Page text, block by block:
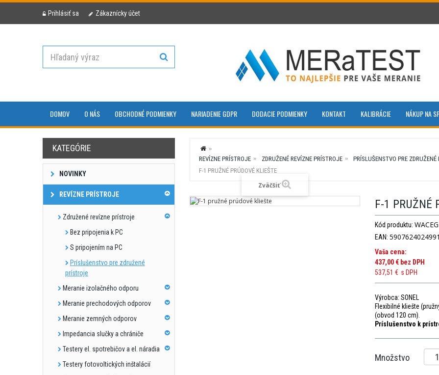
Prihlásiť sa Zákaznícky účet
DOMOV O NÁS OBCHODNÉ PODMIENKY NARIADENIE GDPR DODACIE PODMIENKY KONTAKT KALIBRÁCIE NÁKUP NA
KATEGÓRIE
NOVINKY
REVÍZNE PRÍSTROJE
Združené revízne prístroje
Bez pripojenia k PC
S pripojením na PC
Príslušenstvo pre združené
prístroje
Meranie izolačného odporu
Meranie prechodových odporov
Meranie zemných odporov
Impedancia slučky a chrániče
Testery el. spotrebičov a el. náradia
Testery fotovoltických inštalácií
REVÍZNE PRÍSTROJE ZDRUŽENÉ REVÍZNE PRÍSTROJE
PRÍSLUŠENSTVO PRE ZDRUŽENÉ
F-1 PRUŽNÉ PRÚDOVÉ KLIEŠTE
Zväčšiť
F-1 PRUŽNÉ
Kód produktu:
EAN:
Vaša cena:
437,00 € bez DPH
537,51 € s DPH
Výrobca: SONEL
Flexibilné kliešte
(obvod 120 cm).
Príslušenstvo k
Množstvo